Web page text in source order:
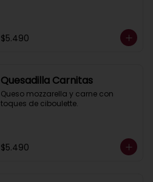
$5.490
Quesadilla Carnitas
Queso mozzarella y carne con
toques de ciboulette.
$5.490